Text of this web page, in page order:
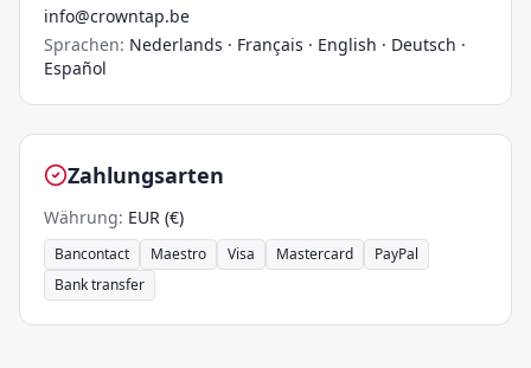
info@crowntap.be
Sprachen: Nederlands · Français · English · Deutsch ·
Español
Zahlungsarten
Währung: EUR (€)
Bancontact Maestro Visa Mastercard
PayPal
Bank transfer